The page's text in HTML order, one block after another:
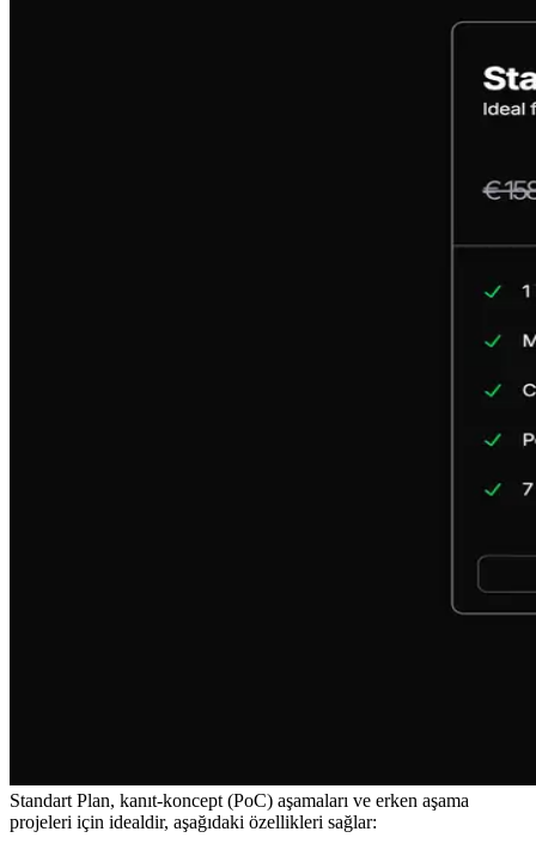
Standart Plan, kanıt-koncept (PoC) aşamaları ve erken aşama
projeleri için idealdir, aşağıdaki özellikleri sağlar: